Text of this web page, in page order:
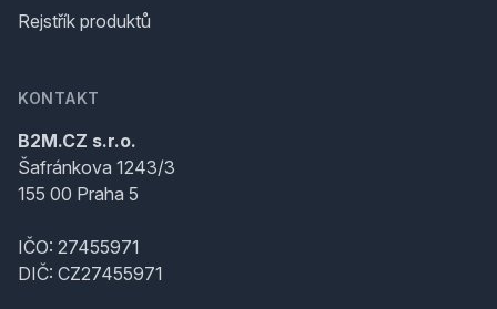
Rejstřík produktů
KONTAKT
B2M.CZ s.r.o.
Šafránkova 1243/3
155 00 Praha 5
IČO: 27455971
DIČ: CZ27455971